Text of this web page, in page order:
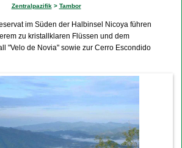
Zentralpazifik> Tambor
im Süden der Halbinsel Nicoya führen
zu kristallklaren Flüssen und dem
"Velo de Novia" sowie zur Cerro Escondido